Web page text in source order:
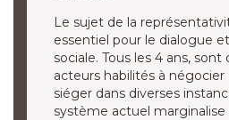
Le sujet de la
essentiel pour le dialogue
sociale. Tous les 4 ans,
acteurs habilités à négocier
siéger dans diverses
système actuel